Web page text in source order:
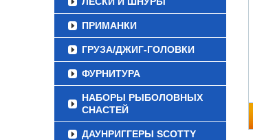
ПРИМАНКИ
ГРУЗА/ДЖИГ-ГОЛОВКИ
ФУРНИТУРА
НАБОРЫ РЫБОЛОВНЫХ
СНАСТЕЙ
ДАУНРИГГЕРЫ SCOTTY